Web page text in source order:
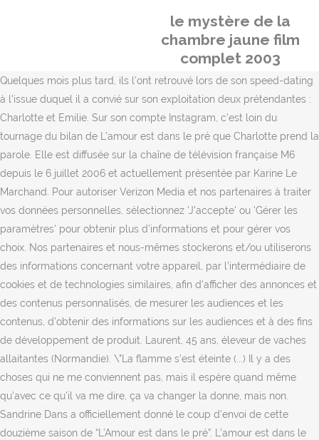
le mystère de la
chambre jaune film
complet 2003
Quelques mois plus tard, ils l'ont retrouvé lors de son speed-dating
à l'issue duquel il a convié sur son exploitation deux prétendantes :
Charlotte et Emilie. Sur son compte Instagram, c’est loin du
tournage du bilan de L’amour est dans le pré que Charlotte prend la
parole. Elle est diffusée sur la chaîne de télévision française M6
depuis le 6 juillet 2006 et actuellement présentée par Karine Le
Marchand. Pour autoriser Verizon Media et nos partenaires à traiter
vos données personnelles, sélectionnez 'J'accepte' ou 'Gérer les
paramètres' pour obtenir plus d’informations et pour gérer vos
choix. Nos partenaires et nous-mêmes stockerons et/ou utiliserons
des informations concernant votre appareil, par l’intermédiaire de
cookies et de technologies similaires, afin d’afficher des annonces et
des contenus personnalisés, de mesurer les audiences et les
contenus, d’obtenir des informations sur les audiences et à des fins
de développement de produit. Laurent, 45 ans, éleveur de vaches
allaitantes (Normandie). \"La flamme s'est éteinte (...) Il y a des
choses qui ne me conviennent pas, mais il espère quand même
qu'avec ce qu'il va me dire, ça va changer la donne, mais non.
Sandrine Dans a officiellement donné le coup d’envoi de cette
douzième saison de “L’Amour est dans le pré”. L’amour est dans le